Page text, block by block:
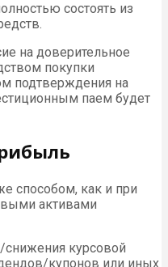
состоять из
на доверительное
покупки
подтверждения на
паем будет
способом, как и при
активами
снижения курсовой
купонов или иных